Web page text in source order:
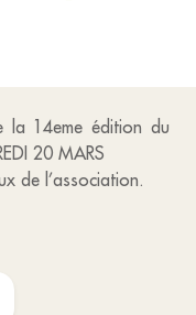
la 14eme édition du
20 MARS
de l’association.